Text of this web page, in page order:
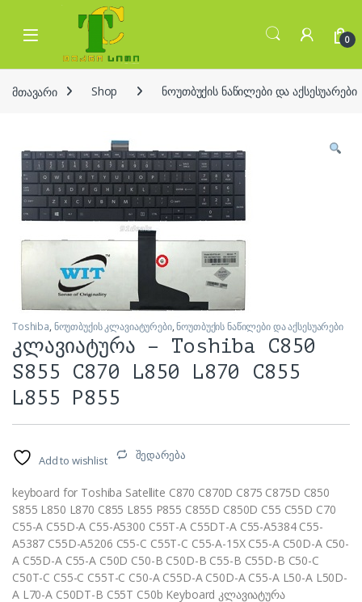
Skip to navigation
Skip to content
Open 0
მთავარი Shop ნოუთბუქის ნაწილები და აქსესუარები
Toshiba, ნოუთბუქის კლავიატურები,ნოუთბუქის ნაწილები და აქსესუარები
კლავიატურა – Toshiba C850
S855 C870 L850 L870 C855
L855 P855
Add to wishlist შედარება
keyboard for Toshiba Satellite C870 C870D C875 C875D C850
S855 L850 L870 C855 L855 P855 C855D C850D C55 C55D C70
C55-A C55D-A C55-A5300 C55T-A C55DT-A C55-A5384 C55-
A5387 C55D-A5206 C55-C C55T-C C55-A-15X C55-A C50D-A C50-
A C55D-A C55-A C50D C50-B C50D-B C55-B C55D-B C50-C
C50T-C C55-C C55T-C C50-A C55D-A C50D-A C55-A L50-A L50D-
A L70-A C50DT-B C55T C50b Keyboard კლავიატურა